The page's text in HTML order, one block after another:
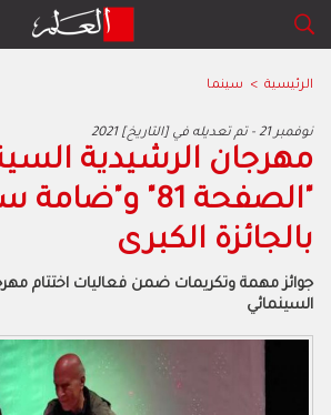
الرئيسية > سينما
2021 نوفمبر 21 - تم تعديله في [التاريخ]
مهرجان الرشيدية
"الصفحة 81"
بالجائزة الكبرى
جوائز مهمة وتكريمات ضمن فعاليات اختتام
السينمائي